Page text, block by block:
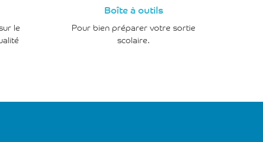
le
Boîte à outils
Pour bien préparer votre sortie
scolaire.